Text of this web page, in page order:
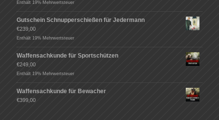
Enthält 19% Mehrwertsteuer
Gutschein Schnupperschießen für Jedermann
€239,00
Enthält 19% Mehrwertsteuer
Waffensachkunde für Sportschützen
€249,00
Enthält 19% Mehrwertsteuer
Waffensachkunde für Bewacher
€399,00